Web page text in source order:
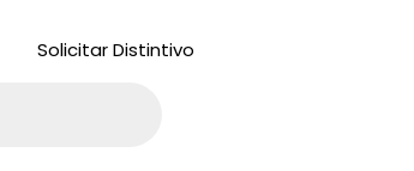
Solicitar Distintivo